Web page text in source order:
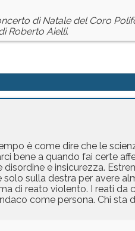
di Natale del Coro
Roberto Aielli.
è come dire che le
bene a quando fai certe
e insicurezza.
sulla destra per avere
di reato violento. I reati da
come persona. Chi sta